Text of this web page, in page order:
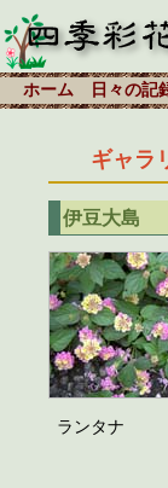
ホーム 日々の記
ギャラ
伊豆大島
ランタナ